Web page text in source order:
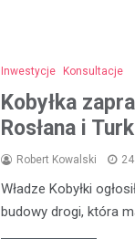
Inwestycje Konsultacje
Kobyłka
Rosłana i
Robert Kowalski
Władze Kobyłki
budowy drogi, która